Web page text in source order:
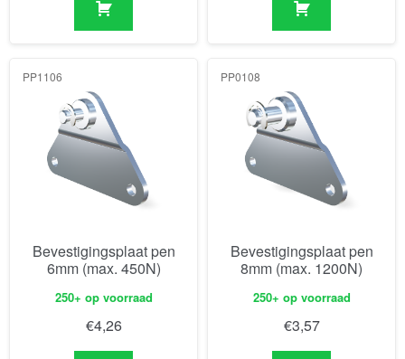
PP1106
Bevestigingsplaat pen
6mm (max. 450N)
250+ op voorraad
€4,26
PP0108
Bevestigingsplaat pen
8mm (max. 1200N)
250+ op voorraad
€3,57